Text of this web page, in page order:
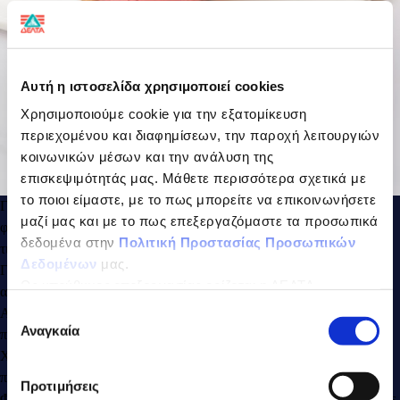
Αυτή η ιστοσελίδα χρησιμοποιεί cookies
Χρησιμοποιούμε cookie για την εξατομίκευση
περιεχομένου και διαφημίσεων, την παροχή λειτουργιών
κοινωνικών μέσων και την ανάλυση της
επισκεψιμότητάς μας. Μάθετε περισσότερα σχετικά με
το ποιοι είμαστε, με το πως μπορείτε να επικοινωνήσετε
μαζί μας και με το πως επεξεργαζόμαστε τα προσωπικά
δεδομένα στην Πολιτική Προστασίας Προσωπικών
Δεδομένων μας.
Επιλογή
συγκατάθεσης
Αναγκαία
Προτιμήσεις
Γι’ αυτή τη συνταγή, μπορούμε να χρησιμοποιήσουμε φρέσκες
φράουλες, αν είναι η εποχή τους και αρκεί να τις καθαρίσουμε και να
τις καταψύξουμε από το προηγούμενο βράδυ.
Για να ετοιμάσουμε το Παγωτό Σάντουιτς Γιαουρτιού αρκούν μόνο 2
απλά υλικά.
Αδειάζουμε το γιαούρτι σε ένα μούλτι και προσθέτουμε τις
παγωμένες φράουλες.
Χτυπάμε καλά μέχρι να αποκτήσουμε μία ομοιόμορφη υφή από το
παγωτό γιαούρτι με φράουλες.